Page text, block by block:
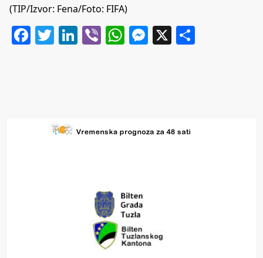
(TIP/Izvor: Fena/Foto: FIFA)
Facebook
Twitter
LinkedIn
ViberWhatsApp
Messenger
X